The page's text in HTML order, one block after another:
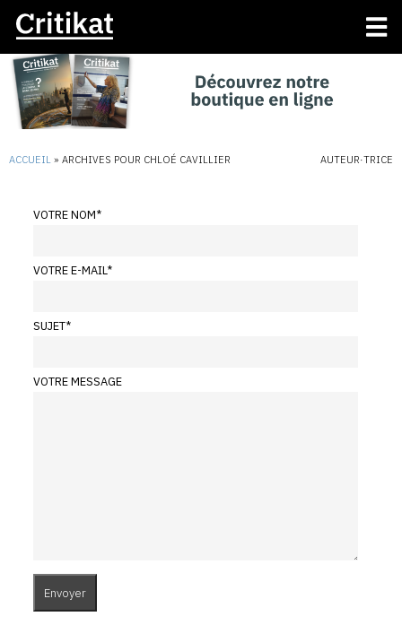
ACCUEIL » ARCHIVES POUR CHLOÉ CAVILLIER AUTEUR·TRICE
VOTRE NOM*
VOTRE E-MAIL*
SUJET*
VOTRE MESSAGE